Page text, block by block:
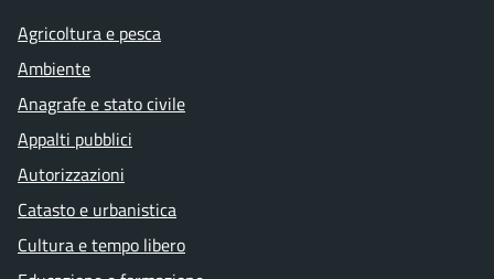
Agricoltura e pesca
Ambiente
Anagrafe e stato civile
Appalti pubblici
Autorizzazioni
Catasto e urbanistica
Cultura e tempo libero